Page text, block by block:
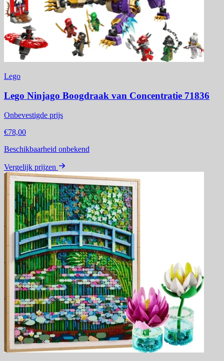
Lego
Lego Ninjago Boogdraak van Concentratie 71836
Onbevestigde prijs
€78,00
Beschikbaarheid onbekend
Vergelijk prijzen